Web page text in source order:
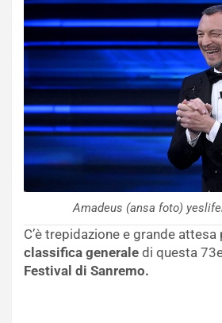
Amadeus (ansa foto)
C’è trepidazione e grande attesa
classifica generale di questa
Festival di Sanremo.